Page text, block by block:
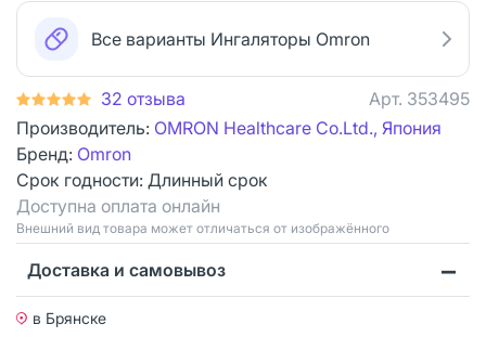
Все варианты Ингаляторы Omron
32 отзыва Арт. 353495
Производитель: OMRON Healthcare Co.Ltd., Япония
Бренд: Omron
Срок годности: Длинный срок
Доступна оплата онлайн
Bнешний вид товара может отличаться от изображённого
Доставка и самовывоз
в Брянске